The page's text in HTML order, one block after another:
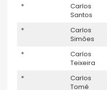
*
Carlos
Santos
*
Carlos
Simões
*
Carlos
Teixeira
*
Carlos
Tomé